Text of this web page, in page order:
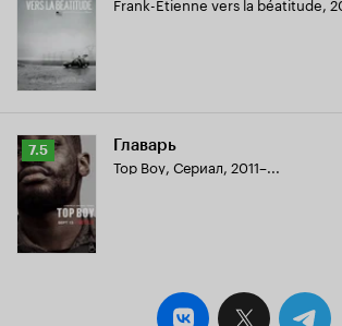
Рейтинг
Кинопоиска
7.5
7.5 Главарь
Top Boy, Сериал, 2011–...